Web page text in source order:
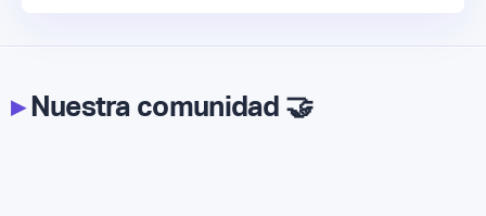
▸Nuestra comunidad 🤝